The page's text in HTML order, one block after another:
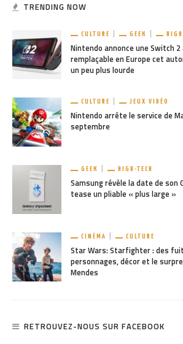
TRENDING NOW
CULTURE GEEK
Nintendo annonce une Switch
remplaçable en Europe cet
un peu plus lourde
CULTURE JEUX VIDÉO
Nintendo arrête le service de
septembre
GEEK HIGH-TECH
Samsung révèle la date de son
tease un pliable « plus large »
CINÉMA CULTURE
Star Wars: Starfighter : des
personnages, décor et le
Mendes
RETROUVEZ-NOUS SUR FACEBOOK